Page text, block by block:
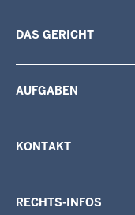
DAS GERICHT
AUFGABEN
KONTAKT
RECHTS-INFOS